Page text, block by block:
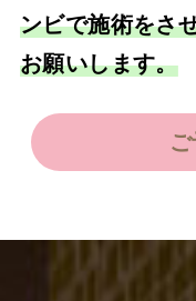
ンビで施術をさ
お願いします。